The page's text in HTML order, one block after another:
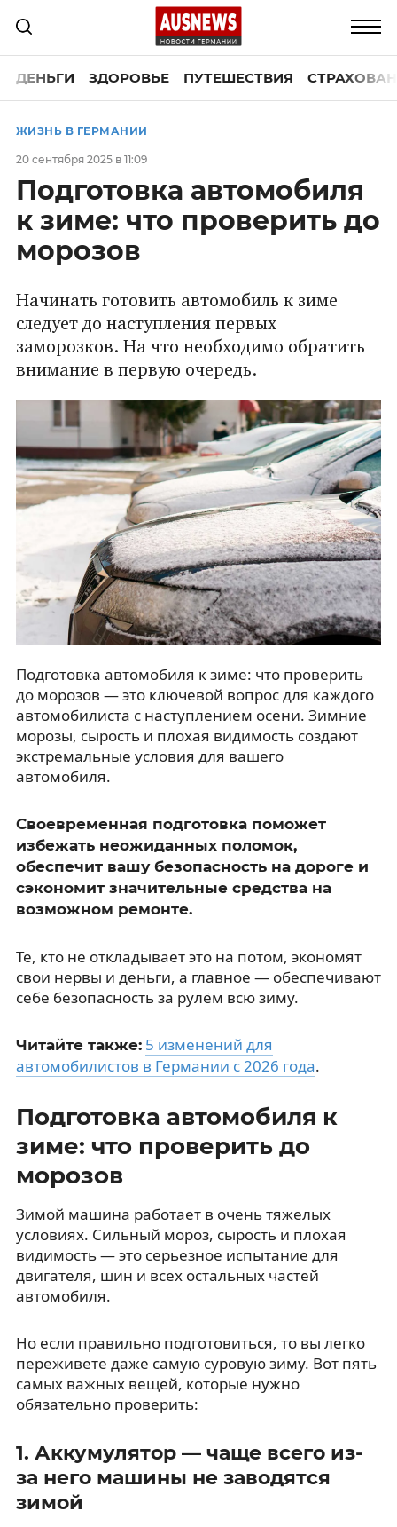
ДЕНЬГИ ЗДОРОВЬЕ ПУТЕШЕСТВИЯ
ЖИЗНЬ В ГЕРМАНИИ
20 сентября 2025 в 11:09
Подготовка автомобиля
к зиме: что проверить до
морозов
Начинать готовить автомобиль к зиме
следует до наступления первых
заморозков. На что необходимо обратить
внимание в первую очередь.
Подготовка автомобиля к зиме: что проверить
до морозов — это ключевой вопрос для каждого
автомобилиста с наступлением осени. Зимние
морозы, сырость и плохая видимость создают
экстремальные условия для вашего
автомобиля.
Своевременная подготовка поможет
избежать неожиданных поломок,
обеспечит вашу безопасность на дороге и
сэкономит значительные средства на
возможном ремонте.
Те, кто не откладывает это на потом, экономят
свои нервы и деньги, а главное — обеспечивают
себе безопасность за рулём всю зиму.
Читайте также: 5 изменений для
автомобилистов в Германии с 2026 года.
Подготовка автомобиля к
зиме: что проверить до
морозов
Зимой машина работает в очень тяжелых
условиях. Сильный мороз, сырость и плохая
видимость — это серьезное испытание для
двигателя, шин и всех остальных частей
автомобиля.
Но если правильно подготовиться, то вы легко
переживете даже самую суровую зиму. Вот пять
самых важных вещей, которые нужно
обязательно проверить:
1. Аккумулятор — чаще всего из-
за него машины не заводятся
зимой